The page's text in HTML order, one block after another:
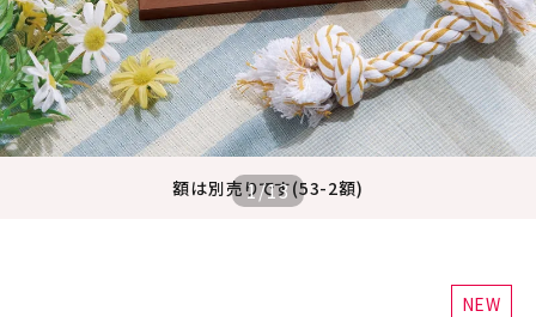
レビューを見る
コーポレートサイト
実店舗案内
介護施設関係の方へ額は別売りです(53-2額)
1/13
NEW